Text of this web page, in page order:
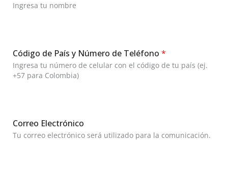
Ingresa tu nombre
Código de País y Número de Teléfono *
Ingresa tu número de celular con el código de tu país (ej.
+57 para Colombia)
Correo Electrónico
Tu correo electrónico será utilizado para la comunicación.